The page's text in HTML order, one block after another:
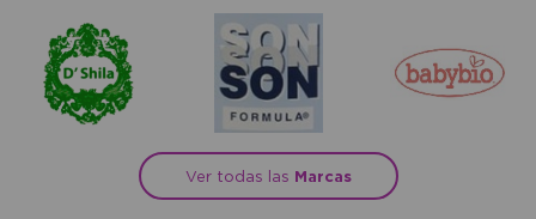
Ver todas las Marcas